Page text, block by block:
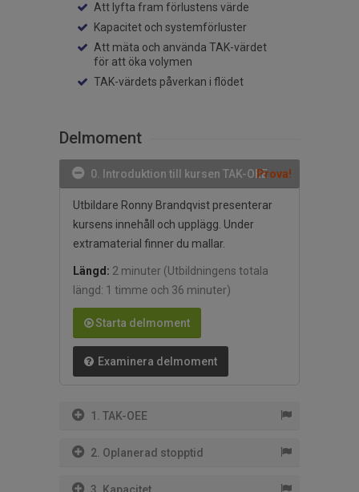
Att lyfta fram förlustens värde
Kapacitet och systemförluster
Att mäta och använda TAK-värdet
för att öka volymen
TAK-värdets påverkan i flödet
Delmoment
0. Introduktion till kursen TAK-OEEProva!
Utbildare Ronny Brandqvist presenterar
kursens innehåll och upplägg. Under
extramaterial finner du mallar.
Längd: 2 minuter (Utbildningens totala
längd: 1 timme och 36 minuter)
Starta delmoment
Examinera delmoment
1. TAK-OEE
2. Oplanerad stopptid